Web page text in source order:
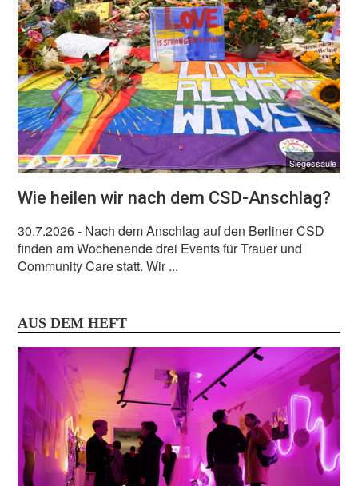
Siegessäule
Wie heilen wir nach dem CSD-Anschlag?
30.7.2026- Nach dem Anschlag auf den Berliner CSD
finden am Wochenende drei Events für Trauer und
Community Care statt. Wir ...
AUS DEM HEFT